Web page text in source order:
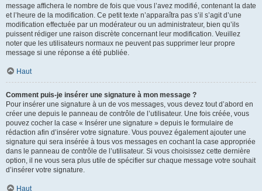
message affichera le nombre de fois que vous l’avez modifié, contenant la date
et l’heure de la modification. Ce petit texte n’apparaîtra pas s’il s’agit d’une
modification effectuée par un modérateur ou un administrateur, bien qu’ils
puissent rédiger une raison discrète concernant leur modification. Veuillez
noter que les utilisateurs normaux ne peuvent pas supprimer leur propre
message si une réponse a été publiée.
Haut
Comment puis-je insérer une signature à mon message ?
Pour insérer une signature à un de vos messages, vous devez tout d’abord en
créer une depuis le panneau de contrôle de l’utilisateur. Une fois créée, vous
pouvez cocher la case « Insérer une signature » depuis le formulaire de
rédaction afin d’insérer votre signature. Vous pouvez également ajouter une
signature qui sera insérée à tous vos messages en cochant la case appropriée
dans le panneau de contrôle de l’utilisateur. Si vous choisissez cette dernière
option, il ne vous sera plus utile de spécifier sur chaque message votre souhait
d’insérer votre signature.
Haut